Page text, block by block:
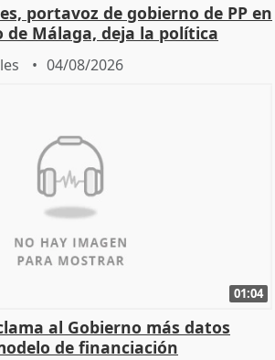
portavoz de gobierno de PP en
Málaga, deja la política
04/08/2026
01:04
al Gobierno más datos
de financiación